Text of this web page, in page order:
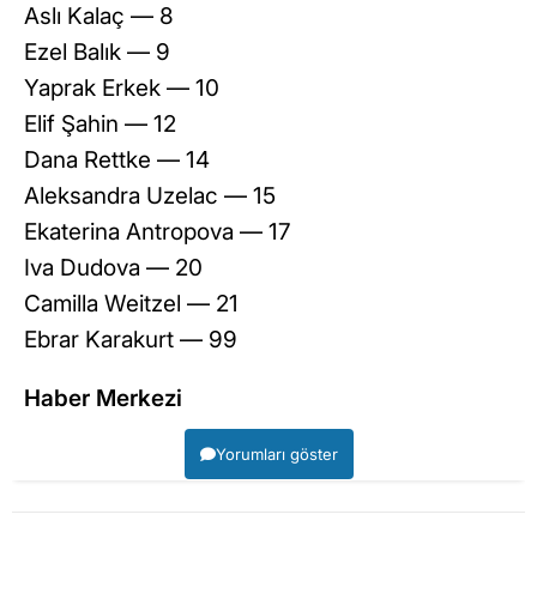
Aslı Kalaç — 8
Ezel Balık — 9
Yaprak Erkek — 10
Elif Şahin — 12
Dana Rettke — 14
Aleksandra Uzelac — 15
Ekaterina Antropova — 17
Iva Dudova — 20
Camilla Weitzel — 21
Ebrar Karakurt — 99
Haber Merkezi
Yorumları göster